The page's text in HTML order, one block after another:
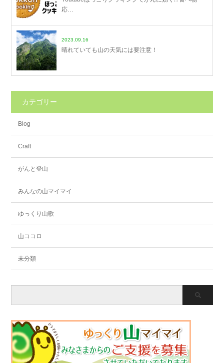
応…
2023.09.16
晴れていても山の天気には要注意！
カテゴリー
Blog
Craft
がんと登山
みんなの山マイマイ
ゆっくり山歌
山ココロ
未分類